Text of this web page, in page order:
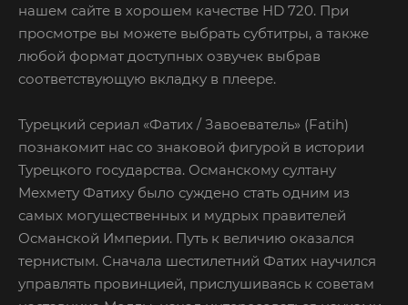
нашем сайте в хорошем качестве HD 720. При
просмотре вы можете выбрать субтитры, а также
любой формат доступных озвучек выбрав
соответствующую вкладку в плеере.
Турецкий сериал «Фатих / Завоеватель» (Fatih)
познакомит нас со знаковой фигурой в истории
Турецкого государства. Османскому султану
Мехмету Фатиху было суждено стать одним из
самых могущественных и мудрых правителей
Османской Империи. Путь к величию оказался
тернистым. Сначала шестилетний Фатих научился
управлять провинцией, прислушиваясь к советам